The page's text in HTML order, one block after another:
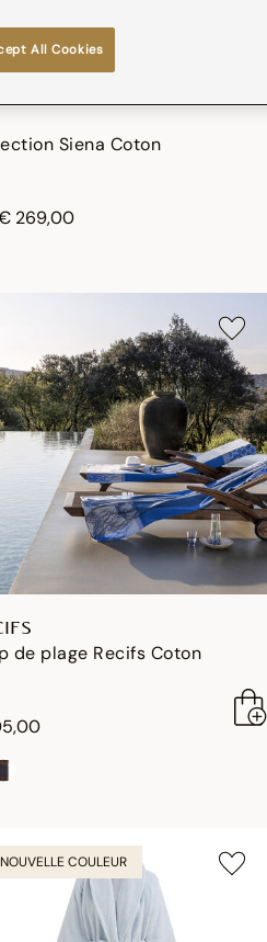
Siena Coton
269,00
de plage Recifs Coton
NOUVELLE COULEUR
All Cookies